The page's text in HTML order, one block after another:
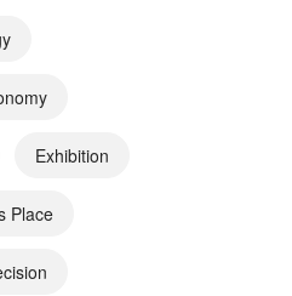
Exhibition
Place